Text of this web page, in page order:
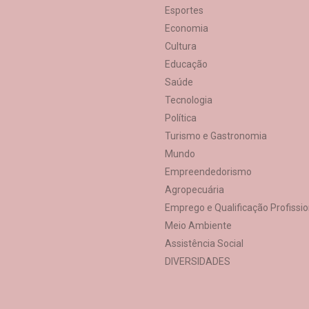
Esportes
Economia
Cultura
Educação
Saúde
Tecnologia
Política
Turismo e Gastronomia
Mundo
Empreendedorismo
Agropecuária
Emprego e Qualificação
Meio Ambiente
Assistência Social
DIVERSIDADES